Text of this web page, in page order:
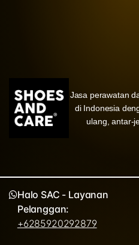
Jasa perawatan
di Indonesia
ulang, antar-
Halo SAC - Layanan
Pelanggan:
+6285920292879